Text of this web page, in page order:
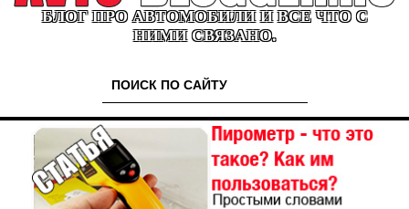
БЛОГ ПРО АВТОМОБИЛИ И ВСЕ ЧТО С
НИМИ СВЯЗАНО.